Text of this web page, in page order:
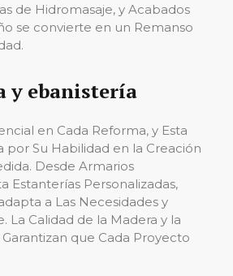
de Hidromasaje, y Acabados
se convierte en un Remanso
y ebanistería
en Cada Reforma, y ​​Esta
por Su Habilidad en la Creación
Desde Armarios
Estanterías Personalizadas,
a Las Necesidades y
La Calidad de la Madera y la
que Cada Proyecto